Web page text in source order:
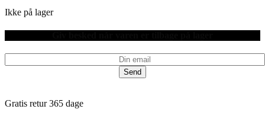
Ikke på lager
Send
Gratis retur 365 dage